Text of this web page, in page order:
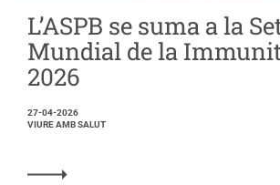
L’ASPB se suma a la
Mundial de la
2026
27-04-2026
VIURE AMB SALUT